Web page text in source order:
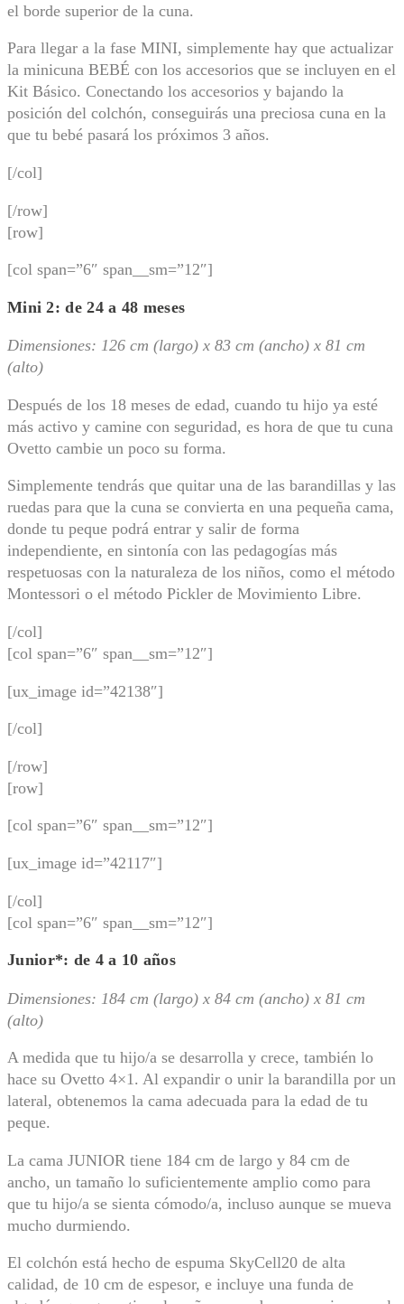
el borde superior de la cuna.
Para llegar a la fase MINI, simplemente hay que actualizar
la minicuna BEBÉ con los accesorios que se incluyen en el
Kit Básico. Conectando los accesorios y bajando la
posición del colchón, conseguirás una preciosa cuna en la
que tu bebé pasará los próximos 3 años.
[/col]
[/row]
[row]
[col span=”6″ span__sm=”12″]
Mini 2: de 24 a 48 meses
Dimensiones: 126 cm (largo) x 83 cm (ancho) x 81 cm
(alto)
Después de los 18 meses de edad, cuando tu hijo ya esté
más activo y camine con seguridad, es hora de que tu cuna
Ovetto cambie un poco su forma.
Simplemente tendrás que quitar una de las barandillas y las
ruedas para que la cuna se convierta en una pequeña cama,
donde tu peque podrá entrar y salir de forma
independiente, en sintonía con las pedagogías más
respetuosas con la naturaleza de los niños, como el método
Montessori o el método Pickler de Movimiento Libre.
[/col]
[col span=”6″ span__sm=”12″]
[ux_image id=”42138″]
[/col]
[/row]
[row]
[col span=”6″ span__sm=”12″]
[ux_image id=”42117″]
[/col]
[col span=”6″ span__sm=”12″]
Junior*: de 4 a 10 años
Dimensiones: 184 cm (largo) x 84 cm (ancho) x 81 cm
(alto)
A medida que tu hijo/a se desarrolla y crece, también lo
hace su Ovetto 4×1. Al expandir o unir la barandilla por un
lateral, obtenemos la cama adecuada para la edad de tu
peque.
La cama JUNIOR tiene 184 cm de largo y 84 cm de
ancho, un tamaño lo suficientemente amplio como para
que tu hijo/a se sienta cómodo/a, incluso aunque se mueva
mucho durmiendo.
El colchón está hecho de espuma SkyCell20 de alta
calidad, de 10 cm de espesor, e incluye una funda de